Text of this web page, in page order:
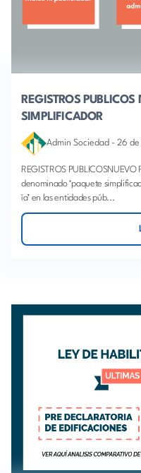
REGISTROS PUBLICOS
SIMPLIFICADOR
Admin Sociedad - 26 de
REGISTROS PUBLICOSNUEVO
denominado ‘paquete
ía’ en las entidades púb...